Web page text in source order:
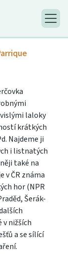
laloky
krátkých
Najdeme ji
i listnatých
také na
v ČR známa
hor (NPR
Šerák-
v nižších
a se sílící